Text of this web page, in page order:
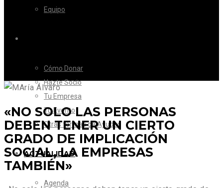
Equipo
Cómo Donar
Hazte Socio
Tu Empresa
Tu Evento
Otras formas de Ayudar
ACTUALIDAD
Agenda
«NO SOLO LAS PERSONAS
DEBEN TENER UN CIERTO
GRADO DE IMPLICACIÓN
SOCIAL, LA EMPRESAS
TAMBIÉN»